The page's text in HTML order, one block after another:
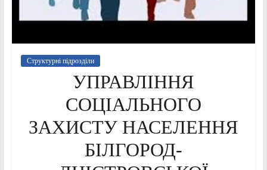
Структурні підрозділи
УПРАВЛІННЯ
СОЦІАЛЬНОГО
ЗАХИСТУ НАСЕЛЕННЯ
БІЛГОРОД-